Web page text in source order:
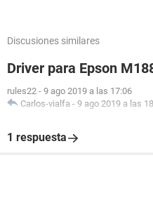
Discusiones similares
Driver para Epson
rules22 - 9 ago 2019 a las 17:06
Carlos-vialfa - 9 ago 2019 a las
1 respuesta